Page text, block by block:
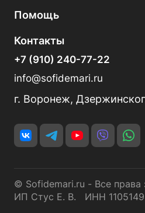
Помощь
Контакты
+7 (910) 240-77-22
info@sofidemari.ru
г. Воронеж,
© Sofidemari.ru - Все
ИП Стус Е. В. ИНН